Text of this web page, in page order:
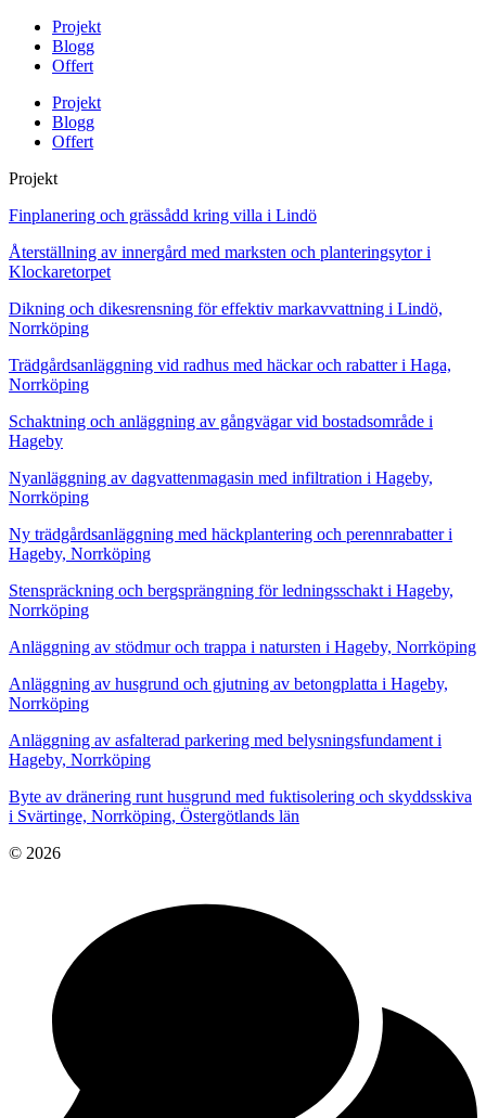
Projekt
Blogg
Offert
Projekt
Blogg
Offert
Projekt
Finplanering och grässådd kring villa i Lindö
Återställning av innergård med marksten och planteringsytor i
Klockaretorpet
Dikning och dikesrensning för effektiv markavvattning i Lindö,
Norrköping
Trädgårdsanläggning vid radhus med häckar och rabatter i Haga,
Norrköping
Schaktning och anläggning av gångvägar vid bostadsområde i
Hageby
Nyanläggning av dagvattenmagasin med infiltration i Hageby,
Norrköping
Ny trädgårdsanläggning med häckplantering och perennrabatter i
Hageby, Norrköping
Stenspräckning och bergsprängning för ledningsschakt i Hageby,
Norrköping
Anläggning av stödmur och trappa i natursten i Hageby, Norrköping
Anläggning av husgrund och gjutning av betongplatta i Hageby,
Norrköping
Anläggning av asfalterad parkering med belysningsfundament i
Hageby, Norrköping
Byte av dränering runt husgrund med fuktisolering och skyddsskiva
i Svärtinge, Norrköping, Östergötlands län
© 2026